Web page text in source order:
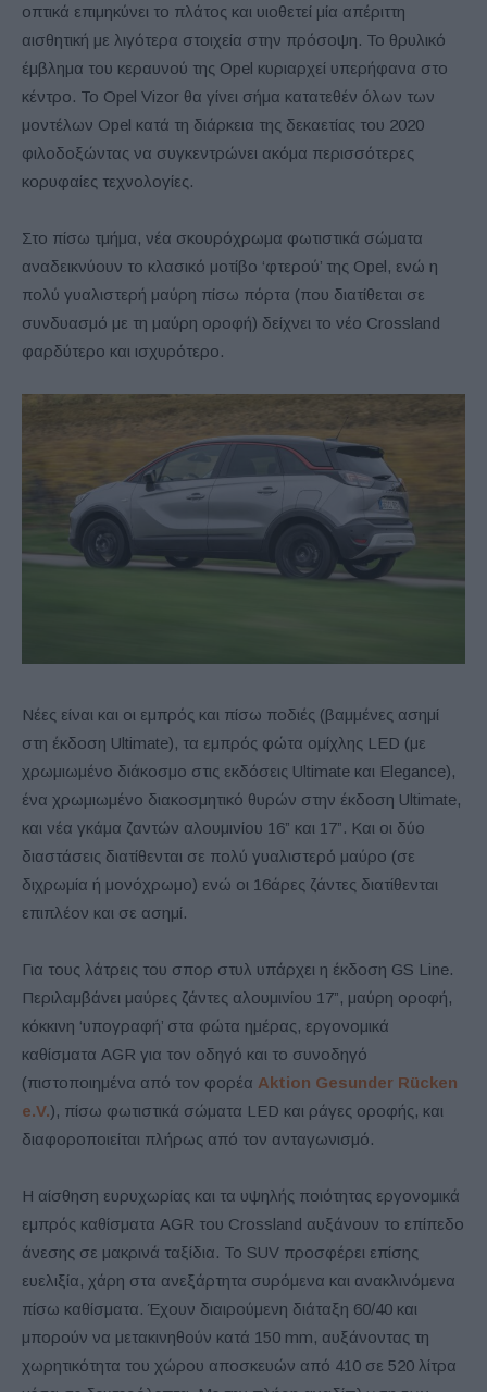
οπτικά επιμηκύνει το πλάτος και υιοθετεί μία απέριττη
αισθητική με λιγότερα στοιχεία στην πρόσοψη. Το θρυλικό
έμβλημα του κεραυνού της Opel κυριαρχεί υπερήφανα στο
κέντρο. Το Opel Vizor θα γίνει σήμα κατατεθέν όλων των
μοντέλων Opel κατά τη διάρκεια της δεκαετίας του 2020
φιλοδοξώντας να συγκεντρώνει ακόμα περισσότερες
κορυφαίες τεχνολογίες.
Στο πίσω τμήμα, νέα σκουρόχρωμα φωτιστικά σώματα
αναδεικνύουν το κλασικό μοτίβο ‘φτερού’ της Opel, ενώ η
πολύ γυαλιστερή μαύρη πίσω πόρτα (που διατίθεται σε
συνδυασμό με τη μαύρη οροφή) δείχνει το νέο Crossland
φαρδύτερο και ισχυρότερο.
Νέες είναι και οι εμπρός και πίσω ποδιές (βαμμένες ασημί
στη έκδοση Ultimate), τα εμπρός φώτα ομίχλης LED (με
χρωμιωμένο διάκοσμο στις εκδόσεις Ultimate και Elegance),
ένα χρωμιωμένο διακοσμητικό θυρών στην έκδοση Ultimate,
και νέα γκάμα ζαντών αλουμινίου 16” και 17”. Και οι δύο
διαστάσεις διατίθενται σε πολύ γυαλιστερό μαύρο (σε
διχρωμία ή μονόχρωμο) ενώ οι 16άρες ζάντες διατίθενται
επιπλέον και σε ασημί.
Για τους λάτρεις του σπορ στυλ υπάρχει η έκδοση GS Line.
Περιλαμβάνει μαύρες ζάντες αλουμινίου 17”, μαύρη οροφή,
κόκκινη ‘υπογραφή’ στα φώτα ημέρας, εργονομικά
καθίσματα AGR για τον οδηγό και το συνοδηγό
(πιστοποιημένα από τον φορέα Aktion Gesunder Rücken
e.V.), πίσω φωτιστικά σώματα LED και ράγες οροφής, και
διαφοροποιείται πλήρως από τον ανταγωνισμό.
Η αίσθηση ευρυχωρίας και τα υψηλής ποιότητας εργονομικά
εμπρός καθίσματα AGR του Crossland αυξάνουν το επίπεδο
άνεσης σε μακρινά ταξίδια. Το SUV προσφέρει επίσης
ευελιξία, χάρη στα ανεξάρτητα συρόμενα και ανακλινόμενα
πίσω καθίσματα. Έχουν διαιρούμενη διάταξη 60/40 και
μπορούν να μετακινηθούν κατά 150 mm, αυξάνοντας τη
χωρητικότητα του χώρου αποσκευών από 410 σε 520 λίτρα